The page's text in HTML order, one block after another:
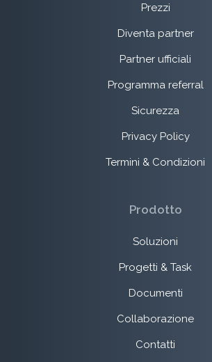
Prezzi
Diventa partner
Partner ufficiali
Programma referral
Sicurezza
Privacy Policy
Termini & Condizioni
Prodotto
Soluzioni
Progetti & Task
Documenti
Collaborazione
Contatti